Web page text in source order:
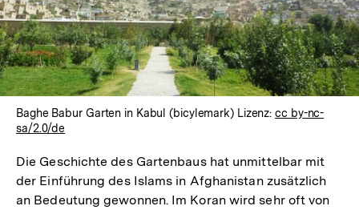
Baghe Babur Garten in Kabul (bicylemark) Lizenz:cc by-nc-
sa/2.0/de
Die Geschichte des Gartenbaus hat unmittelbar mit
der Einführung des Islams in Afghanistan zusätzlich
an Bedeutung gewonnen. Im Koran wird sehr oft von